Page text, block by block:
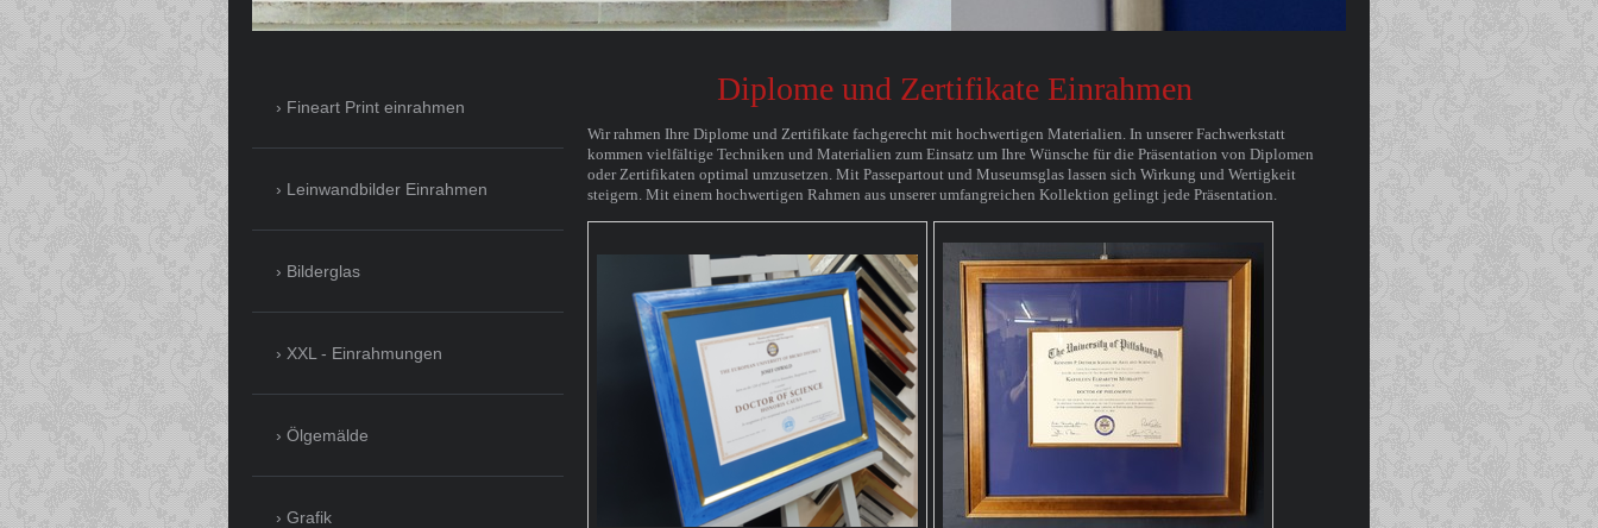
Diplome und Zertifikate Einrahmen
Wir rahmen Ihre Diplome und Zertifikate fachgerecht mit hochwertigen Materialien. In unserer Fachwerkstatt
kommen vielfältige Techniken und Materialien zum Einsatz um Ihre Wünsche für die Präsentation von Diplomen
oder Zertifikaten optimal umzusetzen. Mit Passepartout und Museumsglas lassen sich Wirkung und Wertigkeit
steigern. Mit einem hochwertigen Rahmen aus unserer umfangreichen Kollektion gelingt jede Präsentation.
Fineart Print einrahmen
Leinwandbilder Einrahmen
Bilderglas
XXL - Einrahmungen
Ölgemälde
Grafik